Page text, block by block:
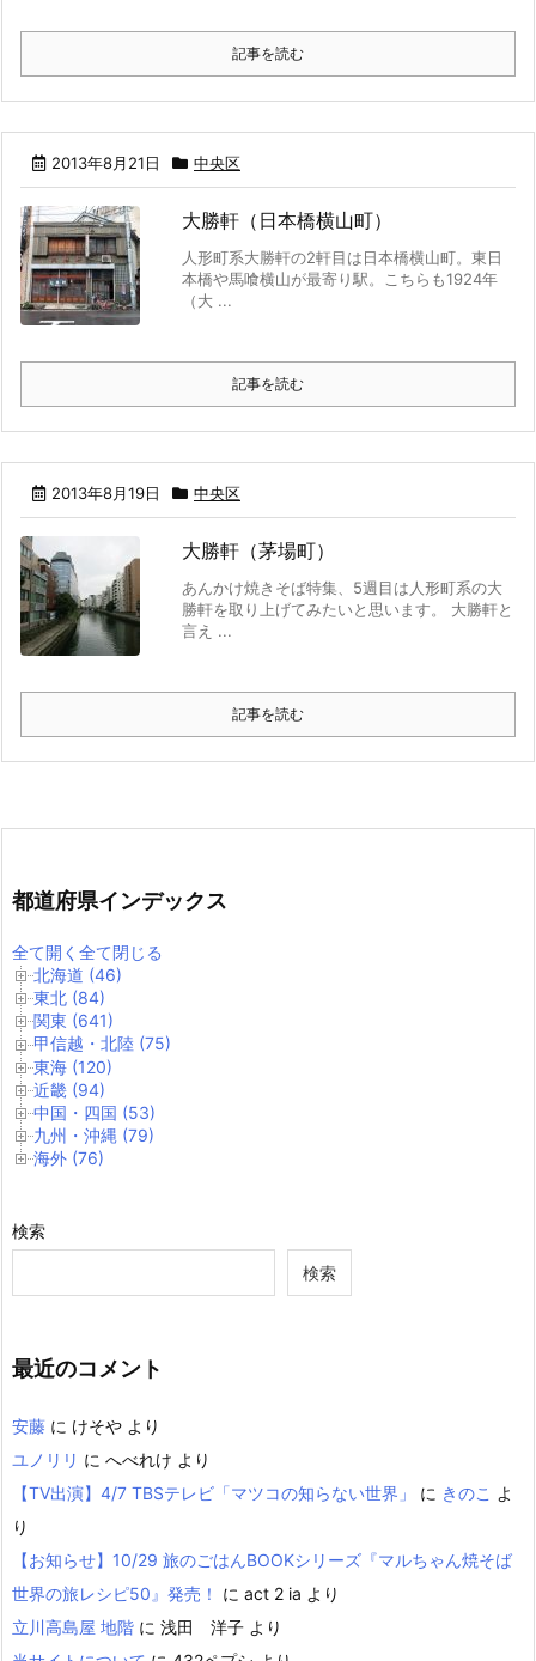
記事を読む
2013年8月21日 中央区
大勝軒（日本橋横山町）
人形町系大勝軒の2軒目は日本橋横山町。東日
本橋や馬喰横山が最寄り駅。こちらも1924年
（大 ...
記事を読む
2013年8月19日 中央区
大勝軒（茅場町）
あんかけ焼きそば特集、5週目は人形町系の大
勝軒を取り上げてみたいと思います。 大勝軒と
言え ...
記事を読む
都道府県インデックス
全て開く 全て閉じる
北海道 (46)
東北 (84)
関東 (641)
甲信越・北陸 (75)
東海 (120)
近畿 (94)
中国・四国 (53)
九州・沖縄 (79)
海外 (76)
検索
検索
最近のコメント
安藤 に けそや より
ユノリリ に へべれけ より
【TV出演】4/7 TBSテレビ「マツコの知らない世界」
に きのこ よ
り
【お知らせ】10/29 旅のごはんBOOKシリーズ『マルちゃん焼そば
世界の旅レシピ50』発売！
に act 2 ia より
立川高島屋 地階 に 浅田 洋子 より